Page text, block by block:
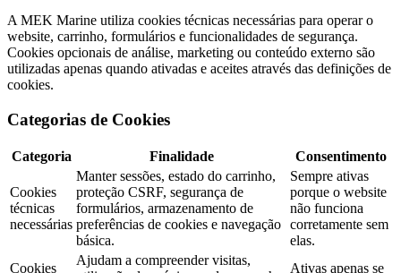
A MEK Marine utiliza cookies técnicas necessárias para operar o
website, carrinho, formulários e funcionalidades de segurança.
Cookies opcionais de análise, marketing ou conteúdo externo são
utilizadas apenas quando ativadas e aceites através das definições de
cookies.
Categorias de Cookies
Categoria Finalidade Consentimento
Cookies
técnicas
necessárias
Manter sessões, estado do carrinho,
proteção CSRF, segurança de
formulários, armazenamento de
preferências de cookies e navegação
básica.
Sempre ativas
porque o website
não funciona
corretamente sem
elas.
Cookies
Ajudam a compreender visitas,
Ativas apenas se